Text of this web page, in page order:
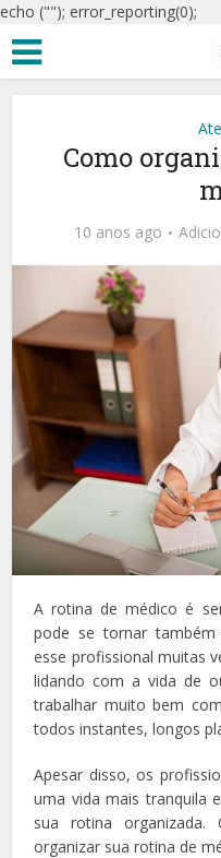
echo (""); error_reporting(0);
Como
10 anos ago
A rotina de médico é
pode se tornar também
esse profissional muitas
lidando com a vida de
trabalhar muito bem
todos instantes, longos
Apesar disso, os
uma vida mais tranquila
sua rotina
organizar sua rotina de